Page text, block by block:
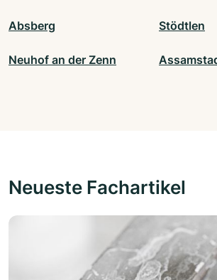
Absberg Stödtlen
Neuhof an der Zenn
Neueste Fachartikel